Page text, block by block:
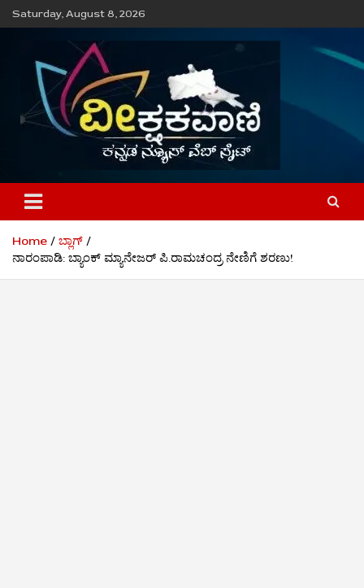
Skip
to
Saturday, August 8, 2026
ವೀಕ್ಷಕವಾಣಿ
Home
ಬ್ಲಾಗ್
ನಾರಂಪಾಡಿ: ಬ್ಯಾಂಕ್‌ ಮ್ಯಾನೇಜರ್‌ ಪಿ.ರಾಮಚಂದ್ರ ನೇಣಿಗೆ ಶರಣು!